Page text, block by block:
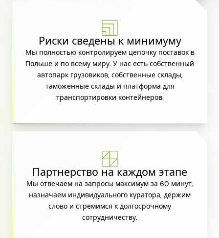
Риски сведены к минимуму
Мы полностью контролируем цепочку поставок в
Польше и по всему миру. У нас есть собственный
автопарк грузовиков, собственные склады,
таможенные склады и платформа для
транспортировки контейнеров.
Партнерство на каждом этапе
Мы отвечаем на запросы максимум за 60 минут,
назначаем индивидуального куратора, держим
слово и стремимся к долгосрочному
сотрудничеству.